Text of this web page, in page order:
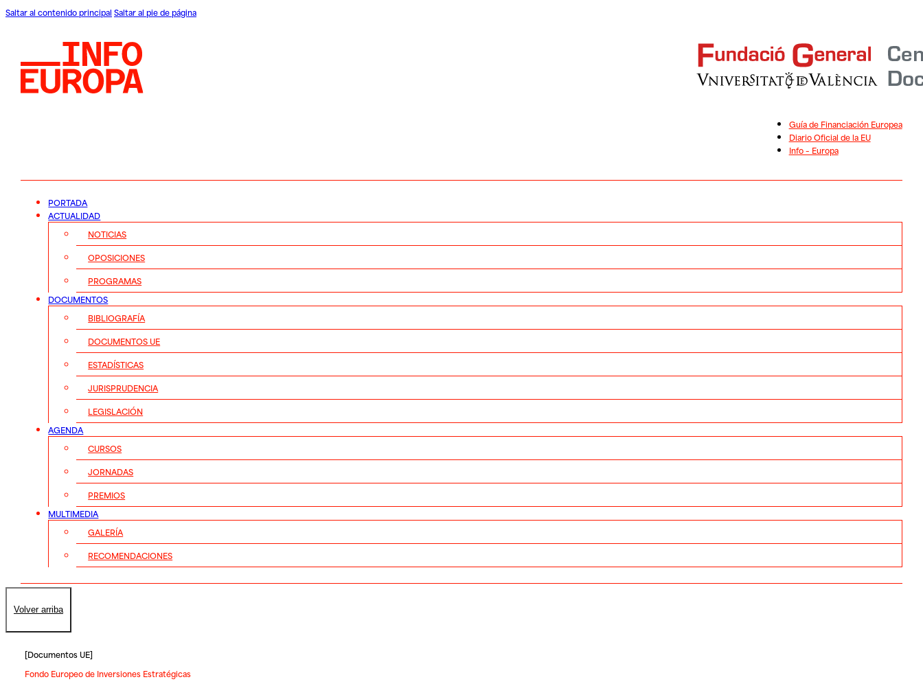
Saltar al contenido principal Saltar al pie de página
Guía de Financiación Europea
Diario Oficial de la EU
Info – Europa
PORTADA
ACTUALIDAD
NOTICIAS
OPOSICIONES
PROGRAMAS
DOCUMENTOS
BIBLIOGRAFÍA
DOCUMENTOS UE
ESTADÍSTICAS
JURISPRUDENCIA
LEGISLACIÓN
AGENDA
CURSOS
JORNADAS
PREMIOS
MULTIMEDIA
GALERÍA
RECOMENDACIONES
Volver arriba
[Documentos UE]
Fondo Europeo de Inversiones Estratégicas